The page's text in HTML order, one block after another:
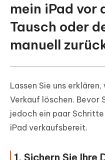
mein iPad vor
Tausch oder
manuell
Lassen Sie uns
Verkauf löschen. Bevor
jedoch ein paar Schritte
iPad verkaufsbereit.
1. Sichern Sie Ihre